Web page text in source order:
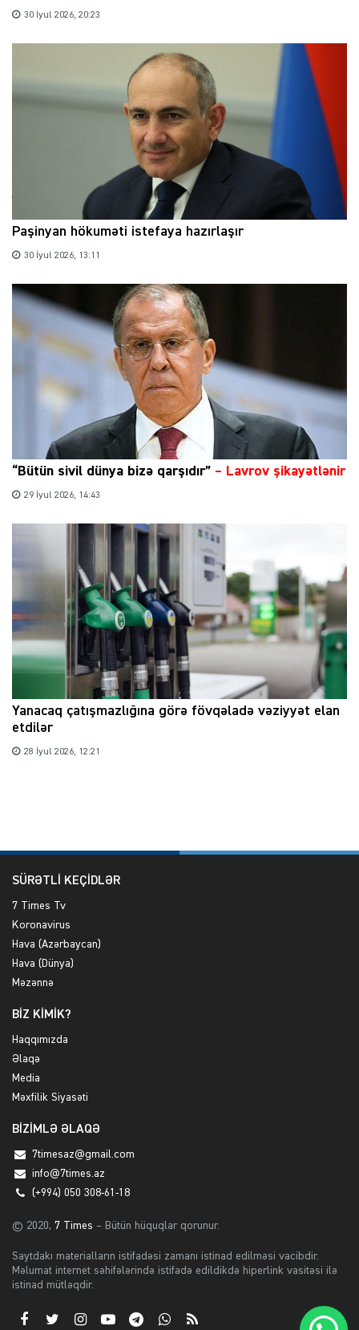
30 İyul 2026, 20:23
Paşinyan hökuməti istefaya hazırlaşır
30 İyul 2026, 13:11
“Bütün sivil dünya bizə qarşıdır” – Lavrov şikayətlənir
29 İyul 2026, 14:43
Yanacaq çatışmazlığına görə fövqəladə vəziyyət elan
etdilər
28 İyul 2026, 12:21
SÜRƏTLİ KEÇİDLƏR
7 Times Tv
Koronavirus
Hava (Azərbaycan)
Hava (Dünya)
Məzənnə
BİZ KİMİK?
Haqqımızda
Əlaqə
Media
Məxfilik Siyasəti
BİZİMLƏ ƏLAQƏ
7timesaz@gmail.com
info@7times.az
(+994) 050 308-61-18
© 2020, 7 Times – Bütün hüquqlar qorunur.
Saytdakı materialların istifadəsi zamanı istinad edilməsi vacibdir.
Məlumat internet səhifələrində istifadə edildikdə hiperlink vasitəsi ilə
istinad mütləqdir.